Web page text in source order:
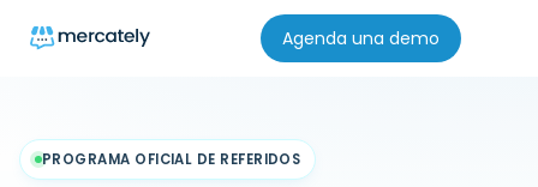
Agenda una demo
PROGRAMA OFICIAL DE REFERIDOS